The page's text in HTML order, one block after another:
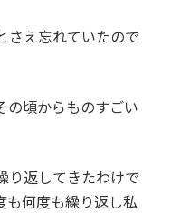
さえ忘れていたので
の頃からものすごい
り返してきたわけで
も何度も繰り返し私